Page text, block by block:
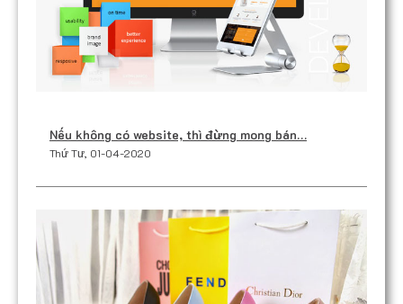
Nếu không có website, thì đừng mong bán…
Thứ Tư, 01-04-2020